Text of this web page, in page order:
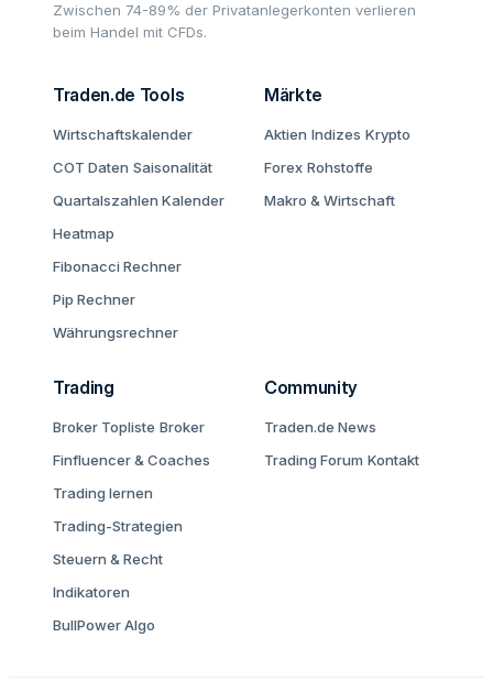
Zwischen 74-89% der Privatanlegerkonten verlieren
beim Handel mit CFDs.
Traden.de Tools
Wirtschaftskalender
COT Daten Saisonalität
Quartalszahlen Kalender
Heatmap
Fibonacci Rechner
Pip Rechner
Währungsrechner
Märkte
Aktien Indizes Krypto
Forex Rohstoffe
Makro & Wirtschaft
Trading
Broker Topliste Broker
Finfluencer & Coaches
Trading lernen
Trading-Strategien
Steuern & Recht
Indikatoren
BullPower Algo
Community
Traden.de News
Trading Forum Kontakt